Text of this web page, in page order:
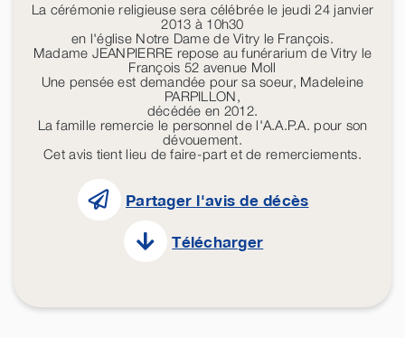
La cérémonie religieuse sera célébrée le jeudi 24 janvier
2013 à 10h30
en l'église Notre Dame de Vitry le François.
Madame JEANPIERRE repose au funérarium de Vitry le
François 52 avenue Moll
Une pensée est demandée pour sa soeur, Madeleine
PARPILLON,
décédée en 2012.
La famille remercie le personnel de l'A.A.P.A. pour son
dévouement.
Cet avis tient lieu de faire-part et de remerciements.
Partager l'avis de décès
Télécharger